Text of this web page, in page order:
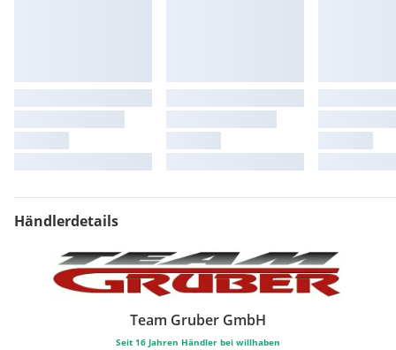
Händlerdetails
Team Gruber GmbH
Seit 16 Jahren Händler bei willhaben